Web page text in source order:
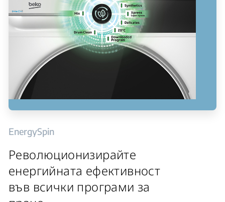
EnergySpin
Революционизирайте
енергийната ефективност
във всички програми за